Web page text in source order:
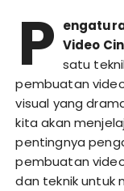
P Video
satu
pembuatan
visual yang
kita akan
pentingnya
pembuatan
dan teknik untuk